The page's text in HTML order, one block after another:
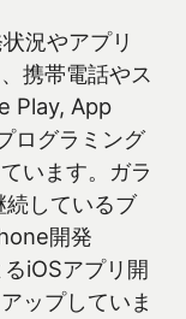
況やアプリ
携帯電話やス
Play, App
ログラミング
います。ガラ
しているブ
開発
iOSアプリ開
ップしていま